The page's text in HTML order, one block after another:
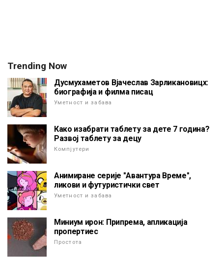
Trending Now
Дусмухаметов Вјачеслав Зарликановицх:
биографија и филма писац
Уметност и забава
Како изабрати таблету за дете 7 година?
Развој таблету за децу
Компјутери
Анимиране серије "Авантура Време",
ликови и футуристички свет
Уметност и забава
Миниум ирон: Припрема, апликација
пропертиес
Простота